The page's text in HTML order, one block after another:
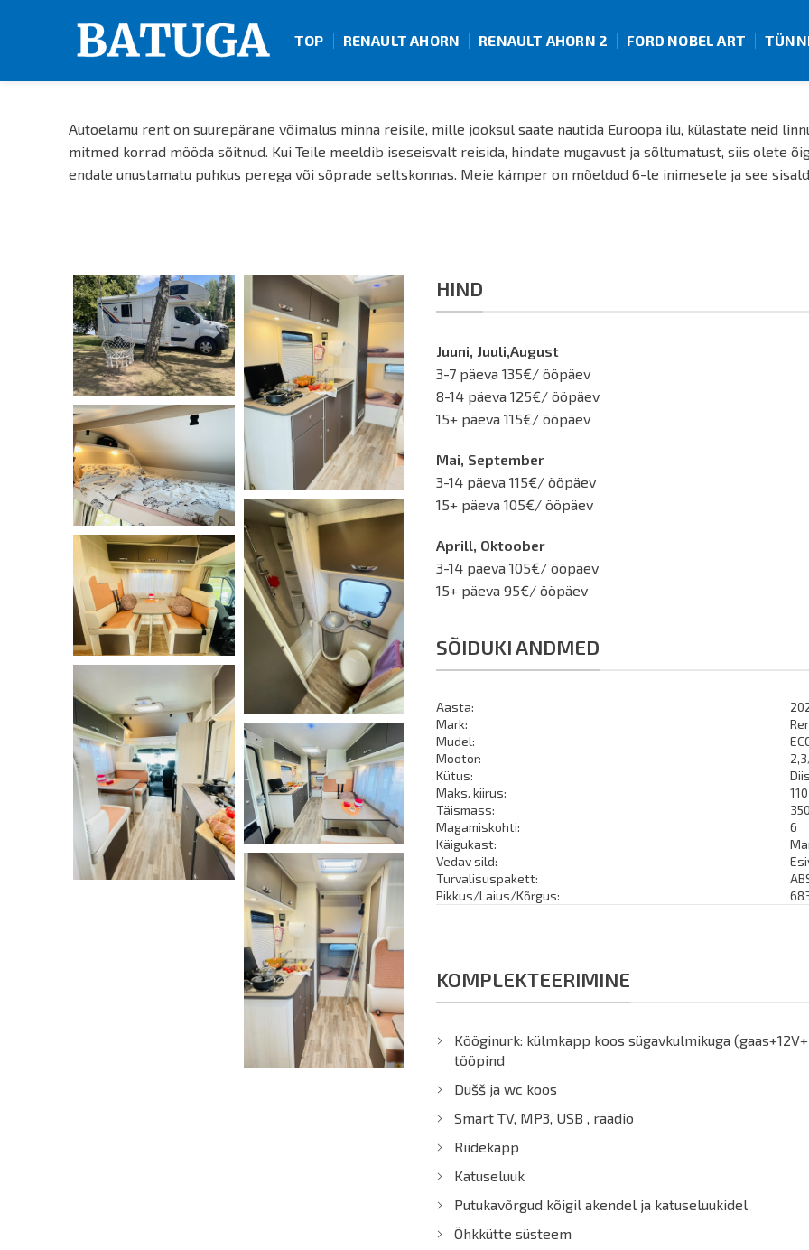
TOP RENAULT AHORN RENAULT AHORN 2 FORD NOBEL ART
Autoelamu rent on suurepärane võimalus minna reisile, mille jooksul saate nautida Euroopa ilu, külastate neid
mitmed korrad mööda sõitnud. Kui Teile meeldib iseseisvalt reisida, hindate mugavust ja sõltumatust, siis olete
endale unustamatu puhkus perega või sõprade seltskonnas. Meie kämper on mõeldud 6-le inimesele ja see
HIND
Juuni, Juuli,August
3-7 päeva 135€/ ööpäev
8-14 päeva 125€/ ööpäev
15+ päeva 115€/ ööpäev
Mai, September
3-14 päeva 115€/ ööpäev
15+ päeva 105€/ ööpäev
Aprill, Oktoober
3-14 päeva 105€/ ööpäev
15+ päeva 95€/ ööpäev
SÕIDUKI ANDMED
Aasta:
Mark:
Mudel:
Mootor:
Kütus:
Maks. kiirus:
Täismass:
Magamiskohti:
Käigukast:
Vedav sild:
Turvalisuspakett:
Pikkus/Laius/Kõrgus:
6
KOMPLEKTEERIMINE
Kööginurk: külmkapp koos sügavkulmikuga
tööpind
Dušš ja wc koos
Smart TV, MP3, USB , raadio
Riidekapp
Katuseluuk
Putukavõrgud kõigil akendel ja katuseluukidel
Õhkkütte süsteem